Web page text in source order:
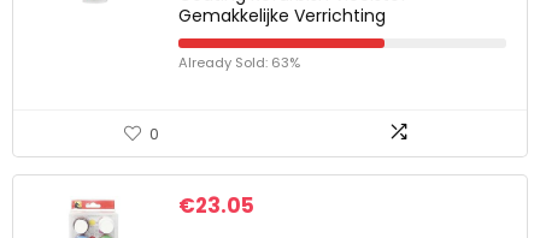
Gemakkelijke Verrichting
Already Sold: 63%
0
€23.05